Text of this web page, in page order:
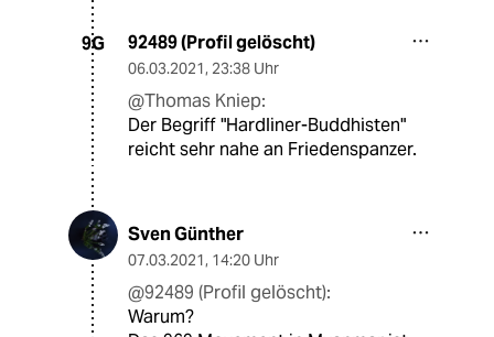
9G 92489 (Profil gelöscht)
06.03.2021, 23:38 Uhr
@Thomas Kniep:
Der Begriff "Hardliner-Buddhisten"
reicht sehr nahe an Friedenspanzer.
Sven Günther
07.03.2021, 14:20 Uhr
@92489 (Profil gelöscht):
Warum?